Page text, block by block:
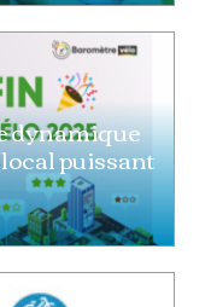
dynamique
puissant